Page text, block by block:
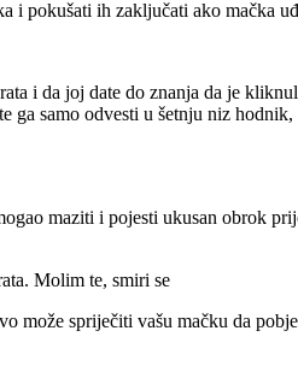
pokušati ih zaključati ako mačka
i da joj date do znanja da je
samo odvesti u šetnju niz
maziti i pojesti ukusan obrok
Molim te, smiri se
može spriječiti vašu mačku da